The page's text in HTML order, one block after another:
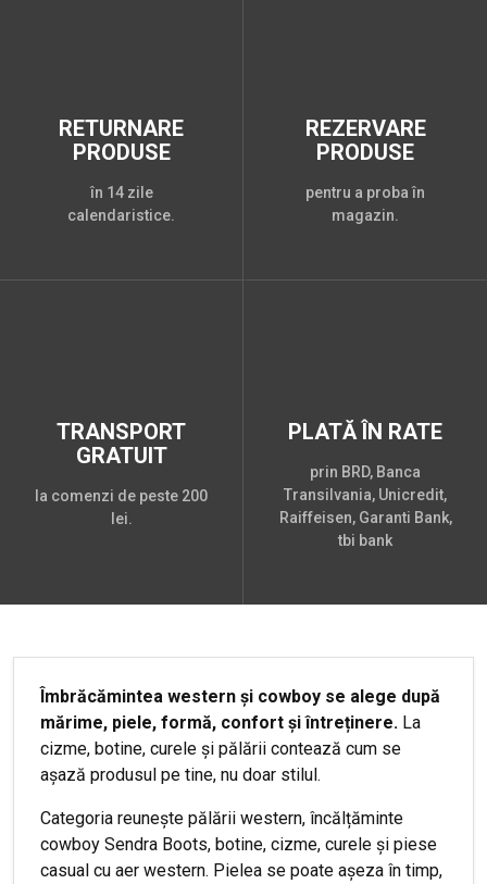
RETURNARE
PRODUSE
în 14 zile
calendaristice.
REZERVARE
PRODUSE
pentru a proba în
magazin.
TRANSPORT
GRATUIT
la comenzi de peste 200
lei.
PLATĂ ÎN RATE
prin BRD, Banca
Transilvania, Unicredit,
Raiffeisen, Garanti Bank,
tbi bank
Îmbrăcămintea western și cowboy se alege după
mărime, piele, formă, confort și întreținere. La
cizme, botine, curele și pălării contează cum se
așază produsul pe tine, nu doar stilul.
Categoria reunește pălării western, încălțăminte
cowboy Sendra Boots, botine, cizme, curele și piese
casual cu aer western. Pielea se poate așeza în timp,